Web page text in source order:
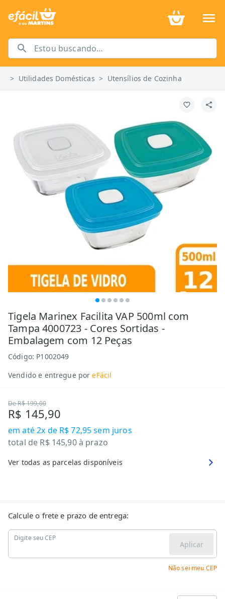
> Utilidades Domésticas > Utensílios de Cozinha
Tigela Marinex Facilita VAP 500ml com
Tampa 4000723 - Cores Sortidas -
Embalagem com 12 Peças
Código: P1002049
Vendido e entregue por eFácil
DeR$ 199,00
R$ 145,90
em até2x de R$ 72,95sem juros
total de R$ 145,90à prazo
Ver todas as parcelas disponíveis
Calcule o frete e prazo de entrega:
Digite seu CEP
Aplicar
Não sei meu CEP